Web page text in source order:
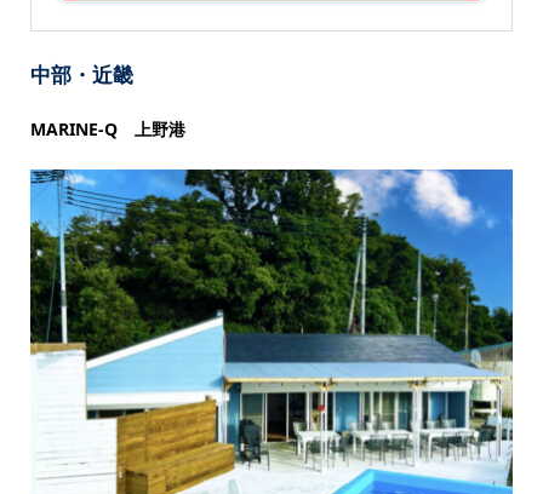
中部・近畿
MARINE-Q 上野港